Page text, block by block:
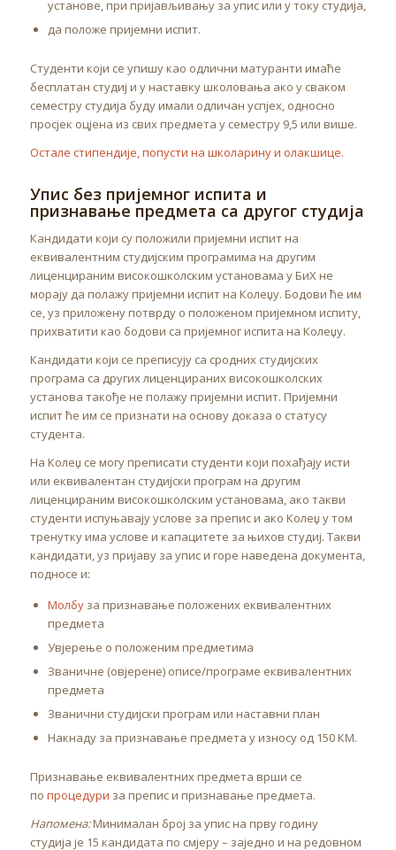
установе, при пријављивању за упис или у току студија,
да положе пријемни испит.
Студенти који се упишу као одлични матуранти имаће
бесплатан студиј и у наставку школовања ако у сваком
семестру студија буду имали одличан успјех, односно
просјек оцјена из свих предмета у семестру 9,5 или више.
Остале стипендије, попусти на школарину и олакшице.
Упис без пријемног испита и
признавање предмета са другог студија
Кандидати који су положили пријемни испит на
еквивалентним студијским програмима на другим
лиценцираним високошколским установама у БиХ не
морају да полажу пријемни испит на Колеџу. Бодови ће им
се, уз приложену потврду о положеном пријемном испиту,
прихватити као бодови са пријемног испита на Колеџу.
Кандидати који се преписују са сродних студијских
програма са других лиценцираних високошколских
установа такође не полажу пријемни испит. Пријемни
испит ће им се признати на основу доказа о статусу
студента.
На Колеџ се могу преписати студенти који похађају исти
или еквивалентан студијски програм на другим
лиценцираним високошколским установама, ако такви
студенти испуњавају услове за препис и ако Колеџ у том
тренутку има услове и капацитете за њихов студиј. Такви
кандидати, уз пријаву за упис и горе наведена документа,
подносе и:
Молбуза признавање положених еквивалентних
предмета
Увјерење о положеним предметима
Званичне (овјерене) описе/програме еквивалентних
предмета
Званични студијски програм или наставни план
Накнаду за признавање предмета у износу од 150 КМ.
Признавање еквивалентних предмета врши се
по процедури за препис и признавање предмета.
Напомена:Минималан број за упис на прву годину
студија је 15 кандидата по смјеру – заједно и на редовном